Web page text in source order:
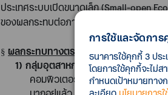
ประเทศระบบเปิดขนาดเล็ก (Small-open
ของผลกระทบต่อภาคส่งออกได้เป็น
§ ผลกระทบทางตรง
1) กลุ่มอุตสาหกรรมที่พึ่งพาตลาดสหรั
คอมพิวเตอร์และส่วนประกอบ อุปก
การใช้และจัดการ
ธนาคารใช้คุกกี้ 3 ปร
โดยการใช้คุกกี้จะไม่
กำหนดเป้าหมายทาง